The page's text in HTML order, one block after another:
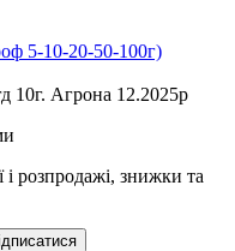
5-10-20-50-100г)
10г. Агрона 12.2025р
розпродажі, знижки та